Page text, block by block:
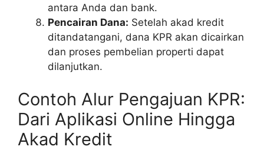
antara Anda dan bank.
Pencairan Dana: Setelah akad kredit
ditandatangani, dana KPR akan dicairkan
dan proses pembelian properti dapat
dilanjutkan.
Contoh Alur Pengajuan KPR:
Dari Aplikasi Online Hingga
Akad Kredit